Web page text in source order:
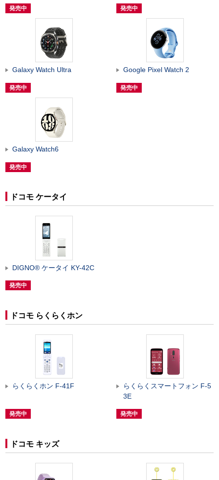
発売中 発売中
Galaxy Watch Ultra
発売中
Google Pixel Watch 2
発売中
Galaxy Watch6
発売中
ドコモ ケータイ
DIGNO® ケータイ KY-42C
発売中
ドコモ らくらくホン
らくらくホン F-41F
発売中
らくらくスマートフォン F-5
3E
発売中
ドコモ キッズ